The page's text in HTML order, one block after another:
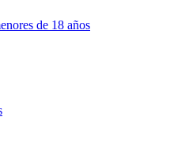
de 18 años